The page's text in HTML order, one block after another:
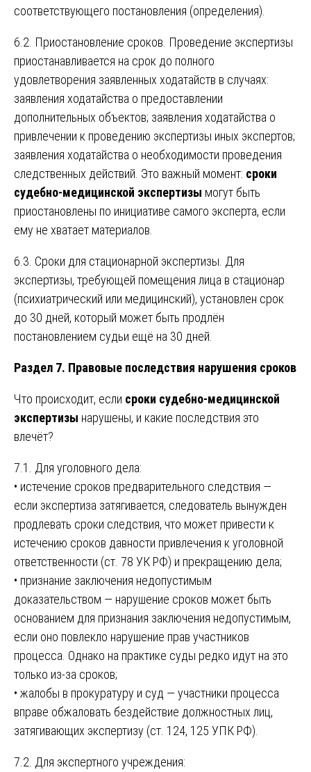
соответствующего постановления (определения).
6.2. Приостановление сроков. Проведение экспертизы
приостанавливается на срок до полного
удовлетворения заявленных ходатайств в случаях:
заявления ходатайства о предоставлении
дополнительных объектов; заявления ходатайства о
привлечении к проведению экспертизы иных экспертов;
заявления ходатайства о необходимости проведения
следственных действий. Это важный момент: сроки
судебно-медицинской экспертизы могут быть
приостановлены по инициативе самого эксперта, если
ему не хватает материалов.
6.3. Сроки для стационарной экспертизы. Для
экспертизы, требующей помещения лица в стационар
(психиатрический или медицинский), установлен срок
до 30 дней, который может быть продлён
постановлением судьи ещё на 30 дней.
Раздел 7. Правовые последствия нарушения сроков
Что происходит, если сроки судебно-медицинской
экспертизы нарушены, и какие последствия это
влечёт?
7.1. Для уголовного дела:
• истечение сроков предварительного следствия —
если экспертиза затягивается, следователь вынужден
продлевать сроки следствия, что может привести к
истечению сроков давности привлечения к уголовной
ответственности (ст. 78 УК РФ) и прекращению дела;
• признание заключения недопустимым
доказательством — нарушение сроков может быть
основанием для признания заключения недопустимым,
если оно повлекло нарушение прав участников
процесса. Однако на практике суды редко идут на это
только из-за сроков;
• жалобы в прокуратуру и суд — участники процесса
вправе обжаловать бездействие должностных лиц,
затягивающих экспертизу (ст. 124, 125 УПК РФ).
7.2. Для экспертного учреждения: